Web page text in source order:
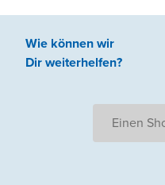
Wie können wir
Dir weiterhelfen?
Einen